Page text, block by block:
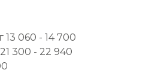
060 - 14 700
300 - 22 940